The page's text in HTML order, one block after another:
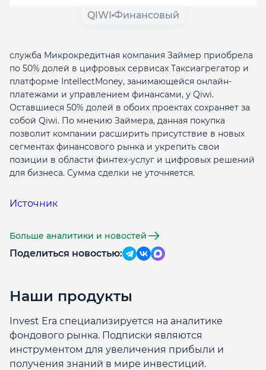
QIWI Финансовый
служба Микрокредитная компания Займер приобрела
по 50% долей в цифровых сервисах Таксиагрегатор и
платформе IntellectMoney, занимающейся онлайн-
платежами и управлением финансами, у Qiwi.
Оставшиеся 50% долей в обоих проектах сохраняет за
собой Qiwi. По мнению Займера, данная покупка
позволит компании расширить присутствие в новых
сегментах финансового рынка и укрепить свои
позиции в области финтех-услуг и цифровых решений
для бизнеса. Сумма сделки не уточняется.
Источник
Больше аналитики и новостей
Поделиться новостью:
Наши продукты
Invest Era специализируется на аналитике
фондового рынка. Подписки являются
инструментом для увеличения прибыли и
получения знаний в мире инвестиций.